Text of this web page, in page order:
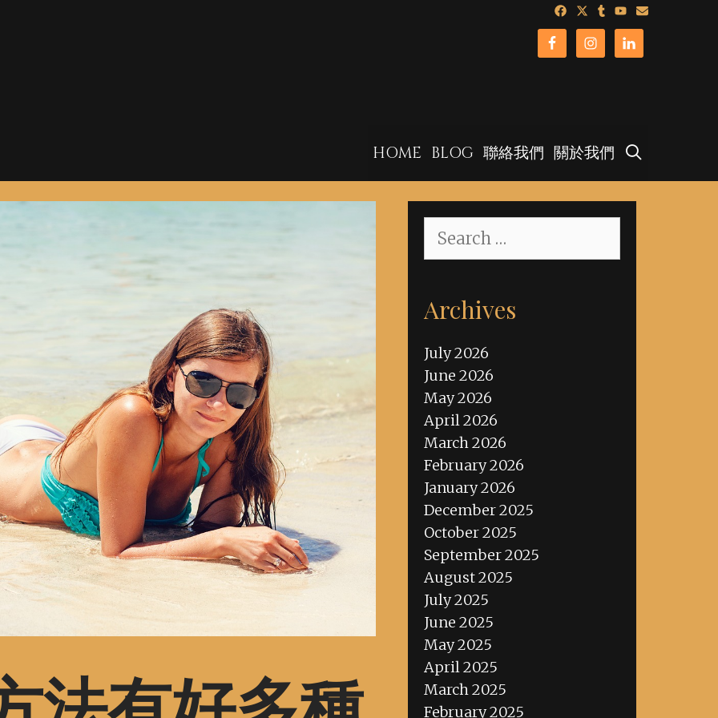
HOME BLOG 聯絡我們 關於我們
for:
Archives
July 2026
June 2026
May 2026
April 2026
March 2026
February 2026
January 2026
December 2025
October 2025
September 2025
August 2025
July 2025
June 2025
May 2025
April 2025
March 2025
February 2025